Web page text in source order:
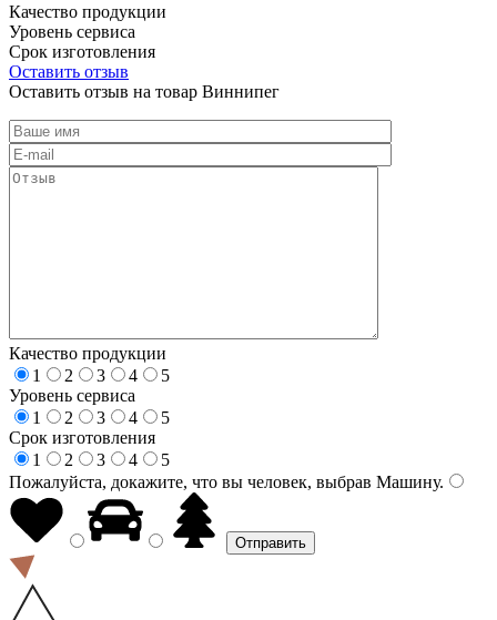
Качество продукции
Уровень сервиса
Срок изготовления
Оставить отзыв
Оставить отзыв на товар Виннипег
Качество продукции
1
2 3 4
5
Уровень сервиса
1
2 3 4
5
Срок изготовления
1
2 3 4
5
Пожалуйста, докажите, что вы человек, выбрав Машину.